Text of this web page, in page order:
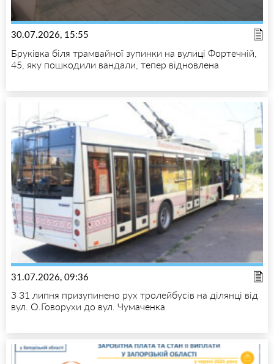
30.07.2026, 15:55
Бруківка біля трамвайної зупинки на вулиці Фортечній,
45, яку пошкодили вандали, тепер відновлена
31.07.2026, 09:36
З 31 липня призупинено рух тролейбусів на ділянці від
вул. О.Говорухи до вул. Чумаченка